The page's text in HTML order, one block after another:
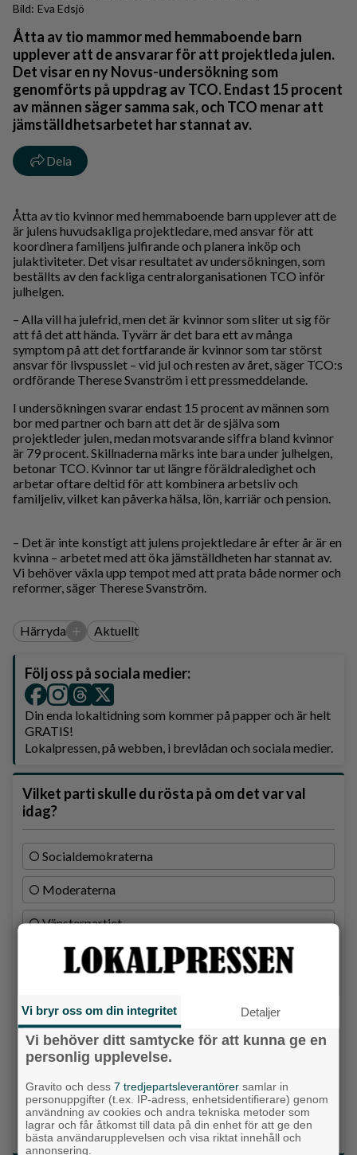
Eva Edsjö
Åtta av tio mammor med hemmaboende barn
upplever att de ansvarar för att projektleda julen.
Det visar en ny Novus-undersökning som
genomförts på uppdrag av TCO. Endast 15 procent
av männen säger samma sak, och TCO menar att
jämställdhetsarbetet har stannat av.
Dela
Åtta av tio kvinnor med hemmaboende barn upplever att de
är julens huvudsakliga projektledare, med ansvar för att
koordinera familjens julfirande och planera inköp och
julaktiviteter. Det visar resultatet av undersökningen, som
beställts av den fackliga centralorganisationen TCO inför
julhelgen.
– Alla vill ha julefrid, men det är kvinnor som sliter ut sig för
att få det att hända. Tyvärr är det bara ett av många
symptom på att det fortfarande är kvinnor som tar störst
ansvar för livspusslet – vid jul och resten av året, säger TCO:s
ordförande Therese Svanström i ett pressmeddelande.
I undersökningen svarar endast 15 procent av männen som
bor med partner och barn att det är de själva som
projektleder julen, medan motsvarande siffra bland kvinnor
är 79 procent. Skillnaderna märks inte bara under julhelgen,
betonar TCO. Kvinnor tar ut längre föräldraledighet och
arbetar oftare deltid för att kombinera arbetsliv och
familjeliv, vilket kan påverka hälsa, lön, karriär och pension.
– Det är inte konstigt att julens projektledare år efter år är en
kvinna – arbetet med att öka jämställdheten har stannat av.
Vi behöver växla upp tempot med att prata både normer och
reformer, säger Therese Svanström.
Härryda + Aktuellt
Följ oss på sociala medier:
Din enda lokaltidning som kommer på papper och är helt
GRATIS!
Lokalpressen, på webben, i brevlådan och sociala medier.
Vilket parti skulle du rösta på om det var val
idag?
Socialdemokraterna
Moderaterna
Vänsterpartiet
Sverigedemokraterna
Kristdemokraterna
Centerpartiet
Liberalerna
Vet ej
Vi bryr oss om din integritet Detaljer
Vi behöver ditt samtycke för att kunna ge en
personlig upplevelse.
Gravito och dess7 tredjepartsleverantörer samlar in
personuppgifter (t.ex. IP-adress, enhetsidentifierare) genom
användning av cookies och andra tekniska metoder som
lagrar och får åtkomst till data på din enhet för att ge den
bästa användarupplevelsen och visa riktat innehåll och
annonsering.